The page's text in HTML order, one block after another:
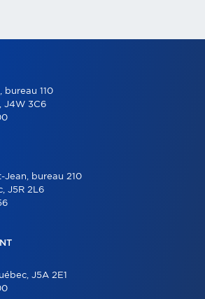
bureau 110
J4W 3C6
Jean, bureau 210
J5R 2L6
J5A 2E1